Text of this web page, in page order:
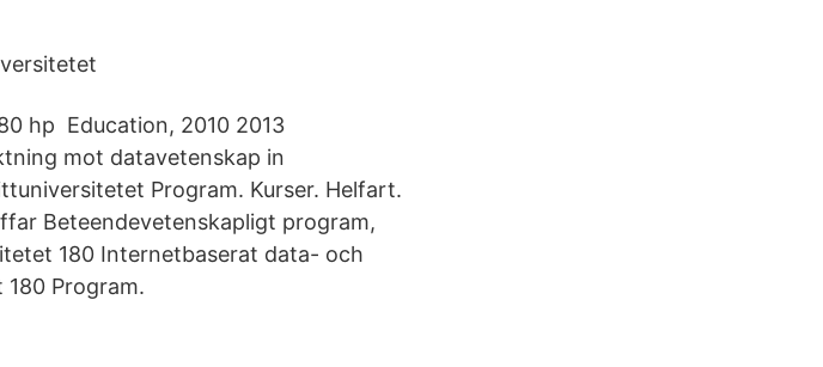
hp Education, 2010 2013
mot datavetenskap in
Program. Kurser. Helfart.
Beteendevetenskapligt program,
180 Internetbaserat data- och
Program.